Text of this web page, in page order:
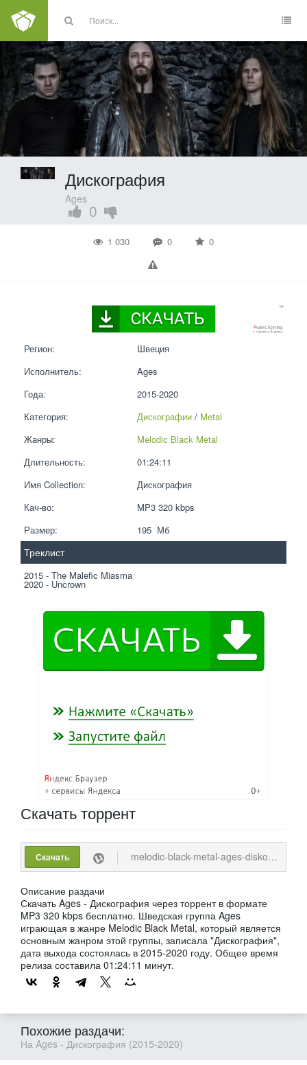
Дискография
Ages
0
1 030 0 0
Регион:
Швеция
Исполнитель:
Ages
Года:
2015-2020
Категория:
Дискографии / Metal
Жанры:
Melodic Black Metal
Длительность:
01:24:11
Имя Collection:
Дискография
Кач-во:
MP3 320 kbps
Размер:
195  Мб
Треклист
2015 - The Malefic Miasma
2020 - Uncrown
Скачатьторрент
Скачать melodic-black-metal-ages-diskografija-discography-2-releases-the-malefic-miasma-uncrown-2015-2020-mp3-320-kbps.torrent
Описание раздачи
Скачать Ages - Дискография через торрент в формате
MP3 320 kbps бесплатно. Шведская группа Ages
играющая в жанре Melodic Black Metal, который является
основным жанром этой группы, записала "Дискография",
дата выхода состоялась в 2015-2020 году. Общее время
релиза составила 01:24:11 минут.
Похожие раздачи:
На Ages - Дискография (2015-2020)